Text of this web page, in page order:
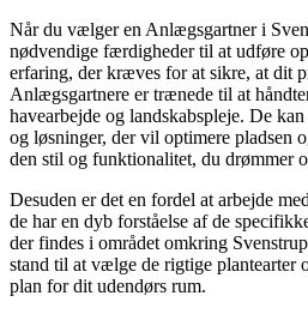
Når du vælger en Anlægsgartner i
nødvendige færdigheder til at udføre
erfaring, der kræves for at sikre, at dit
Anlægsgartnere er trænede til at
havearbejde og landskabspleje. De
og løsninger, der vil optimere pladsen
den stil og funktionalitet, du drømmer
Desuden er det en fordel at arbejde
de har en dyb forståelse af de
der findes i området omkring
stand til at vælge de rigtige plantearter
plan for dit udendørs rum.